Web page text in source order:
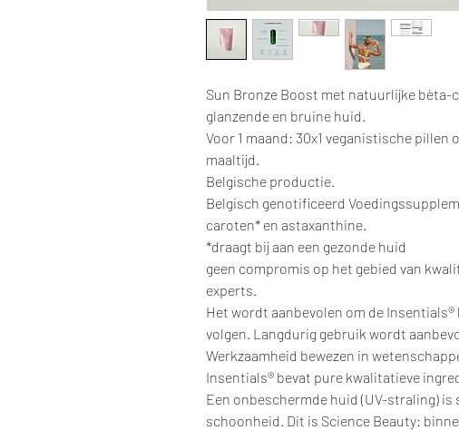
Sun Bronze Boost met natuurlijke bèta-
glanzende en bruine huid.
Voor 1 maand: 30x1 veganistische pillen
maaltijd.
Belgische productie.
Belgisch genotificeerd
caroten* en astaxanthine.
*draagt bij aan een gezonde huid
geen compromis op het gebied van
experts.
Het wordt aanbevolen om de
volgen. Langdurig gebruik wordt
Werkzaamheid bewezen in
Insentials® bevat pure kwalitatieve
Een onbeschermde huid (UV-straling)
schoonheid. Dit is Science Beauty: